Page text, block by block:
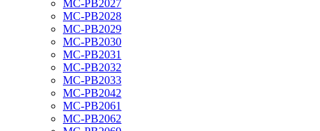
MC-PB2027
MC-PB2028
MC-PB2029
MC-PB2030
MC-PB2031
MC-PB2032
MC-PB2033
MC-PB2042
MC-PB2061
MC-PB2062